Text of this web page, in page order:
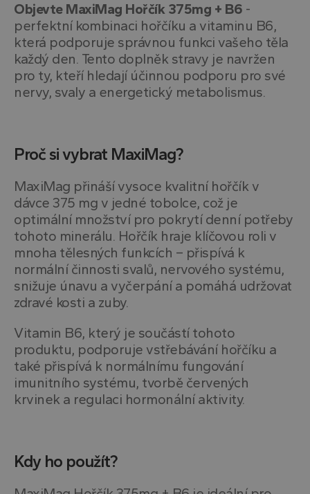
Objevte MaxiMag Hořčík 375mg + B6 -
perfektní kombinaci hořčíku a vitaminu B6,
která podporuje správnou funkci vašeho těla
každý den. Tento doplněk stravy je navržen
pro ty, kteří hledají účinnou podporu pro své
nervy, svaly a energetický metabolismus.
Proč si vybrat MaxiMag?
MaxiMag přináší vysoce kvalitní hořčík v
dávce 375 mg v jedné tobolce, což je
optimální množství pro pokrytí denní potřeby
tohoto minerálu. Hořčík hraje klíčovou roli v
mnoha tělesných funkcích – přispívá k
normální činnosti svalů, nervového systému,
snižuje únavu a vyčerpání a pomáhá udržovat
zdravé kosti a zuby.
Vitamin B6, který je součástí tohoto
produktu, podporuje vstřebávání hořčíku a
také přispívá k normálnímu fungování
imunitního systému, tvorbě červených
krvinek a regulaci hormonální aktivity.
Kdy ho použít?